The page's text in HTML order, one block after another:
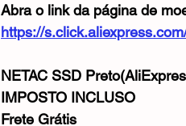
Abra o link da página de
https://
NETAC SSD
IMPOSTO INCLUSO
Frete Grátis